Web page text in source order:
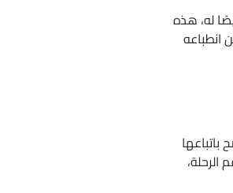
له، هذه
انطباعه